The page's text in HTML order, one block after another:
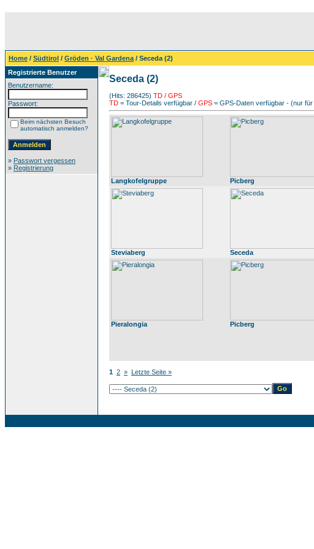
Home / Südtirol / Gröden · Val Gardena / Seceda (2)
Registrierte Benutzer
Benutzername:
Passwort:
Beim nächsten Besuch
automatisch anmelden?
» Passwort vergessen
» Registrierung
Seceda (2)
(Hits: 286425) TD / GPS
TD = Tour-Details verfügbar / GPS = GPS-Daten verfügbar - (nur für
Langkofelgruppe Picberg
Steviaberg Seceda
Pieralongia Picberg
1 2 » Letzte Seite »